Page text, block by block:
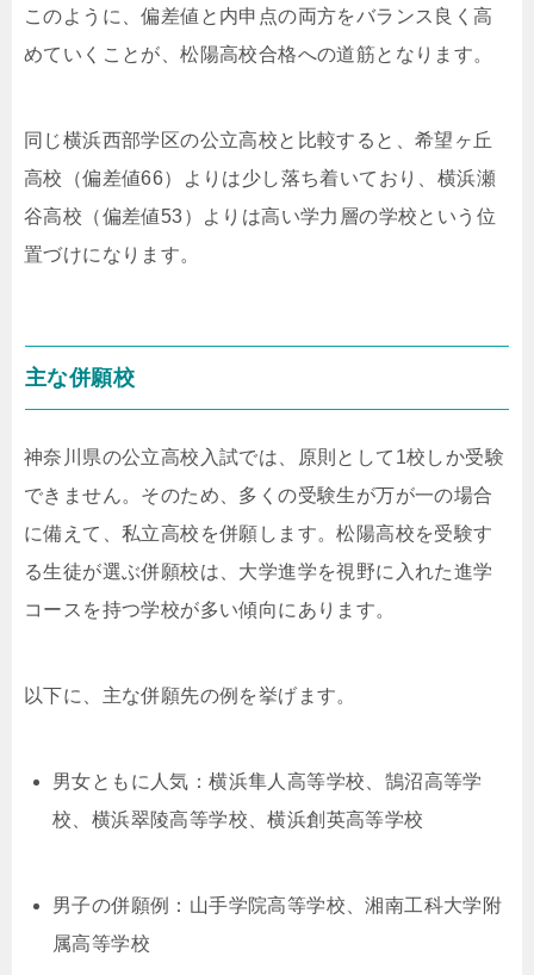
このように、偏差値と内申点の両方をバランス良く高
めていくことが、松陽高校合格への道筋となります。
同じ横浜西部学区の公立高校と比較すると、希望ヶ丘
高校（偏差値66）よりは少し落ち着いており、横浜瀬
谷高校（偏差値53）よりは高い学力層の学校という位
置づけになります。
主な併願校
神奈川県の公立高校入試では、原則として1校しか受験
できません。そのため、多くの受験生が万が一の場合
に備えて、私立高校を併願します。松陽高校を受験す
る生徒が選ぶ併願校は、大学進学を視野に入れた進学
コースを持つ学校が多い傾向にあります。
以下に、主な併願先の例を挙げます。
男女ともに人気：横浜隼人高等学校、鵠沼高等学
校、横浜翠陵高等学校、横浜創英高等学校
男子の併願例：山手学院高等学校、湘南工科大学附
属高等学校